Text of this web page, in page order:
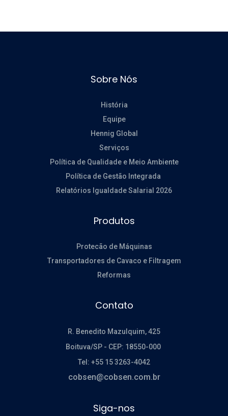
Sobre Nós
História
Equipe
Hennig Global
Serviços
Política de Qualidade e Meio Ambiente
Política de Gestão Integrada
Relatórios Igualdade Salarial 2026
Produtos
Protecão de Máquinas
Transportadores de Cavaco e Filtragem
Reformas
Contato
R. Benedito Mazulquim, 425
Boituva/SP - CEP: 18550-000
Tel: +55 15 3263-4042
cobsen@cobsen.com.br
Siga-nos